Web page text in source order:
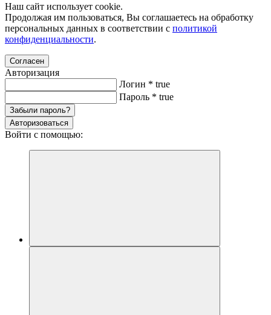
Наш сайт использует cookie.
Продолжая им пользоваться, Вы соглашаетесь на обработку
персональных данных в соответствии с политикой
конфиденциальности.
Согласен
Авторизация
Логин * true
Пароль * true
Забыли пароль?
Авторизоваться
Войти с помощью: